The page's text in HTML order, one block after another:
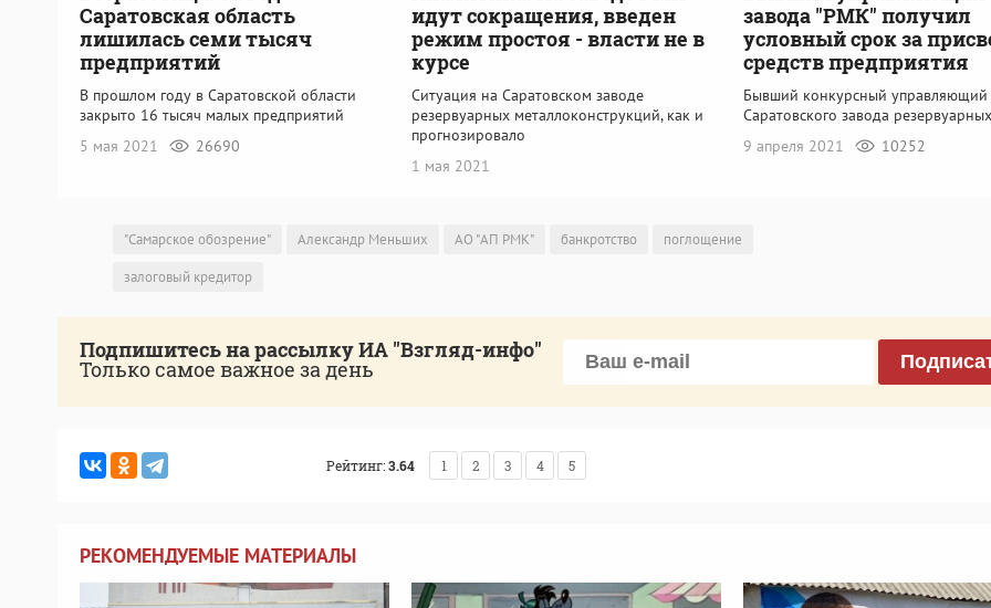
Саратовская область
лишилась семи тысяч
предприятий
В прошлом году в Саратовской области
закрыто 16 тысяч малых предприятий
5 мая 2021
26690
идут сокращения, введен
режим простоя - власти не в
курсе
Ситуация на Саратовском заводе
резервуарных металлоконструкций, как и
прогнозировало
1 мая 2021
завода "РМК" получил
условный срок за
средств предприятия
Бывший конкурсный управляющий
Саратовского завода резервуарных
9 апреля 2021
10252
"Самарское обозрение" Александр Меньших АО "АП РМК" банкротство
поглощение
залоговый кредитор
Подпишитесь на рассылку ИА "Взгляд-инфо"
Только самое важное за день
Рейтинг:3.64 1 2 3 4 5
РЕКОМЕНДУЕМЫЕ МАТЕРИАЛЫ